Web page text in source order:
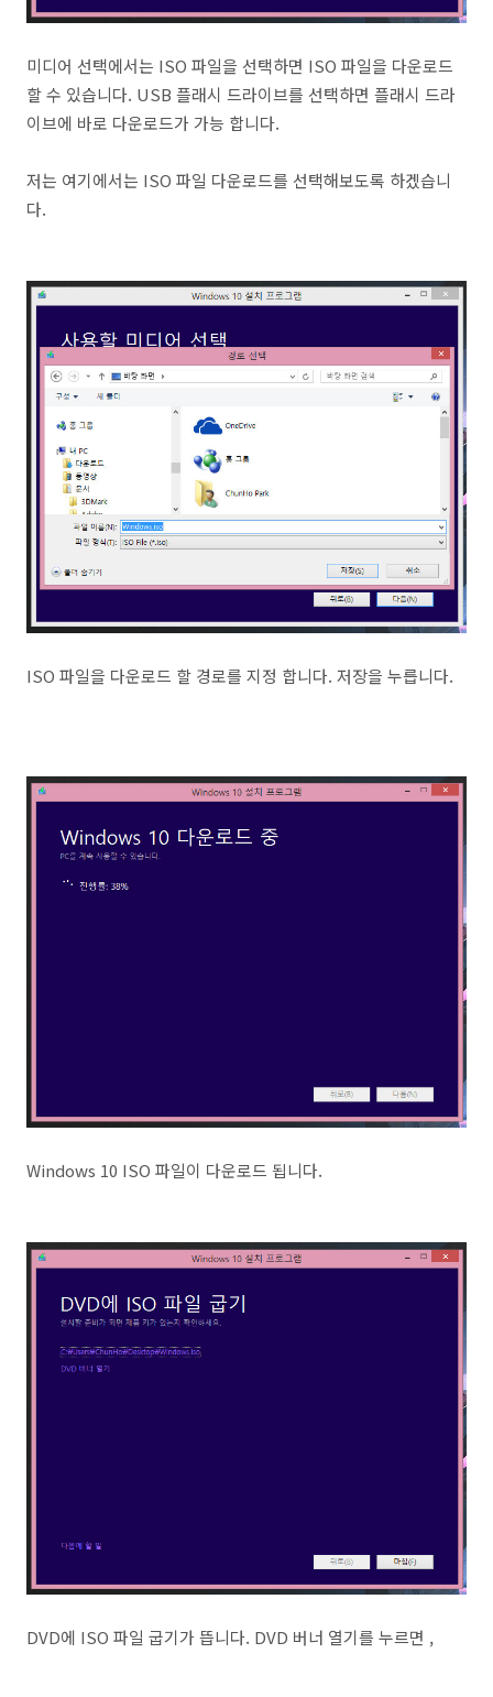
미디어 선택에서는 ISO 파일을 선택하면 ISO 파일을 다운로드
할 수 있습니다. USB 플래시 드라이브를 선택하면 플래시 드라
이브에 바로 다운로드가 가능 합니다.
저는 여기에서는 ISO 파일 다운로드를 선택해보도록 하겠습니
다.
ISO 파일을 다운로드 할 경로를 지정 합니다. 저장을 누릅니다.
Windows 10 ISO 파일이 다운로드 됩니다.
DVD에 ISO 파일 굽기가 뜹니다. DVD 버너 열기를 누르면 ,